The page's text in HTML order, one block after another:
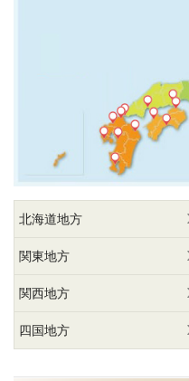
北海道地方
関東地方
関西地方
四国地方